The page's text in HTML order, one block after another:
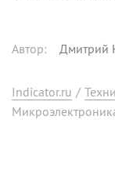
Автор: Дмитрий
Indicator.ru /